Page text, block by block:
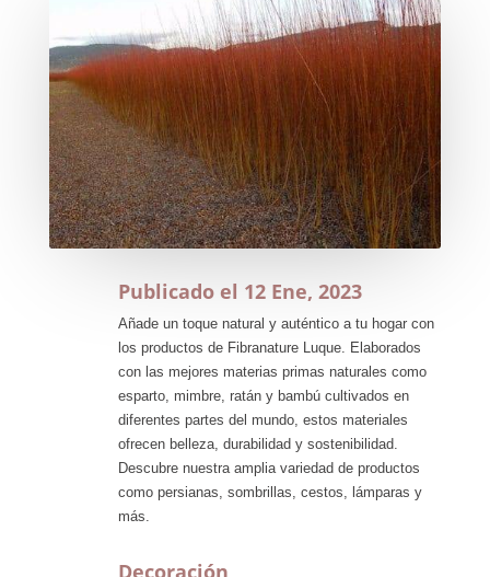
Publicado el 12 Ene, 2023
Añade un toque natural y auténtico a tu hogar con
los productos de Fibranature Luque. Elaborados
con las mejores materias primas naturales como
esparto, mimbre, ratán y bambú cultivados en
diferentes partes del mundo, estos materiales
ofrecen belleza, durabilidad y sostenibilidad.
Descubre nuestra amplia variedad de productos
como persianas, sombrillas, cestos, lámparas y
más.
Decoración